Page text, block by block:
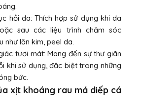
hồi da: Thích hợp sử dụng khi da
sau các liệu trình chăm sóc
như lăn kim, peel da.
tươi mát: Mang đến sự thư giãn
khi sử dụng, đặc biệt trong những
bức.
xịt khoáng rau má diếp cá